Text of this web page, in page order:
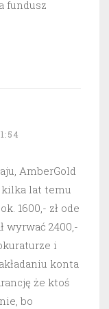
fundusz
AmberGold
kilka lat temu
1600,- zł ode
wyrwać 2400,-
i
konta
że ktoś
bo